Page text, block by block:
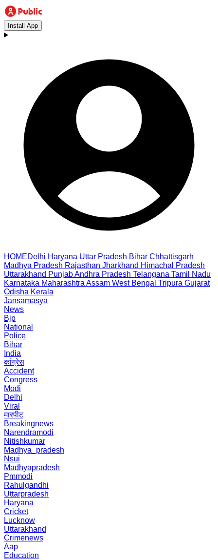
Install App
HOMEDelhi Haryana Uttar Pradesh Bihar Chhattisgarh
Madhya Pradesh Rajasthan Jharkhand Himachal Pradesh
Uttarakhand PunjabAndhra Pradesh Telangana Tamil Nadu
Karnataka Maharashtra Assam West Bengal Tripura Gujarat
Odisha Kerala
Jansamasya
News
Bjp
National
Police
Bihar
India
कांग्रेस
Accident
Congress
Modi
Delhi
Viral
मारपीट
Breakingnews
Narendramodi
Nitishkumar
Madhya_pradesh
Nsui
Madhyapradesh
Pmmodi
Rahulgandhi
Uttarpradesh
Haryana
Cricket
Lucknow
Uttarakhand
Crimenews
Aap
Education